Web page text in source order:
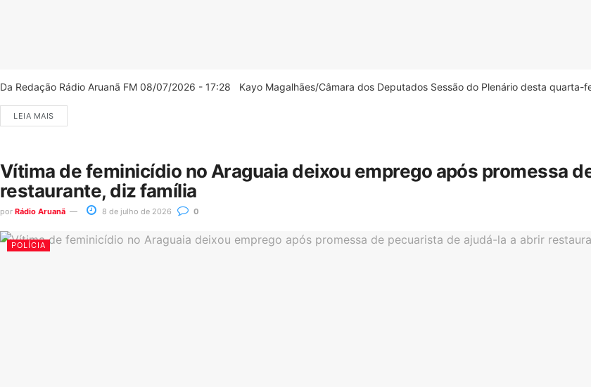
Da Redação Rádio Aruanã FM 08/07/2026 - 17:28 Kayo Magalhães/Câmara dos Deputados Sessão do Plenário desta quarta-
LEIA MAIS
Vítima de feminicídio no Araguaia deixou emprego após promessa
restaurante, diz família
por Rádio Aruanã 8 de julho de 2026 0
POLÍCIA